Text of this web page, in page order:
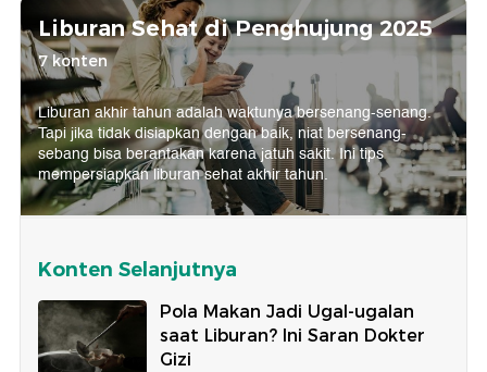
Liburan Sehat di Penghujung 2025
7 konten
Liburan akhir tahun adalah waktunya bersenang-senang.
Tapi jika tidak disiapkan dengan baik, niat bersenang-
sebang bisa berantakan karena jatuh sakit. Ini tips
mempersiapkan liburan sehat akhir tahun.
Konten Selanjutnya
Pola Makan Jadi Ugal-ugalan
saat Liburan? Ini Saran Dokter
Gizi